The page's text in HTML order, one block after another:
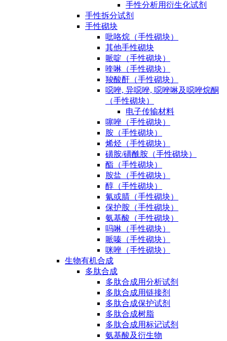
手性分析用衍生化试剂
手性拆分试剂
手性砌块
吡咯烷（手性砌块）
其他手性砌块
哌啶（手性砌块）
喹啉（手性砌块）
羧酸酐（手性砌块）
噁唑, 异噁唑, 噁唑啉及噁唑烷酮
（手性砌块）
电子传输材料
噻唑（手性砌块）
胺（手性砌块）
烯烃（手性砌块）
磺胺/磺酰胺（手性砌块）
酯（手性砌块）
胺盐（手性砌块）
醇（手性砌块）
氰或腈（手性砌块）
保护胺（手性砌块）
氨基酸（手性砌块）
吗啉（手性砌块）
哌嗪（手性砌块）
咪唑（手性砌块）
生物有机合成
多肽合成
多肽合成用分析试剂
多肽合成用链接剂
多肽合成保护试剂
多肽合成树脂
多肽合成用标记试剂
氨基酸及衍生物